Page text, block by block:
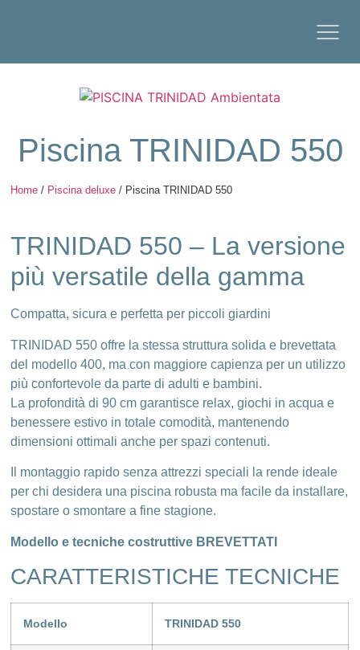
Piscina TRINIDAD 550
Home / Piscina deluxe / Piscina TRINIDAD 550
TRINIDAD 550 – La versione
più versatile della gamma
Compatta, sicura e perfetta per piccoli giardini
TRINIDAD 550 offre la stessa struttura solida e brevettata
del modello 400, ma con maggiore capienza per un utilizzo
più confortevole da parte di adulti e bambini.
La profondità di 90 cm garantisce relax, giochi in acqua e
benessere estivo in totale comodità, mantenendo
dimensioni ottimali anche per spazi contenuti.
Il montaggio rapido senza attrezzi speciali la rende ideale
per chi desidera una piscina robusta ma facile da installare,
spostare o smontare a fine stagione.
Modello e tecniche costruttive BREVETTATI
CARATTERISTICHE TECNICHE
Modello TRINIDAD 550